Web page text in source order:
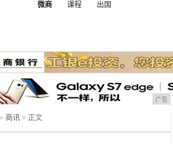
微商
课程
出国
广告
> 商讯 > 正文